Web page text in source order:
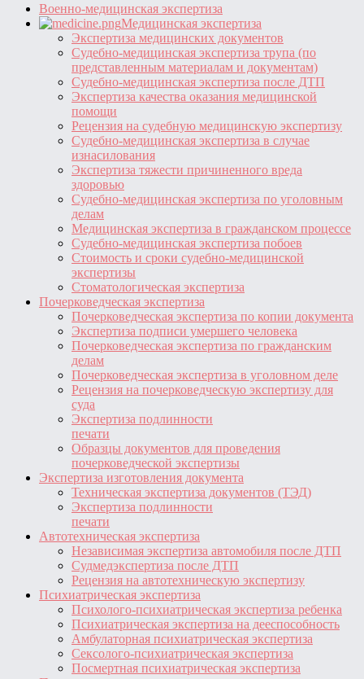
Военно-медицинская экспертиза
Медицинская экспертиза
Экспертиза медицинских документов
Судебно-медицинская экспертиза трупа (по
представленным материалам и документам)
Судебно-медицинская экспертиза после ДТП
Экспертиза качества оказания медицинской
помощи
Рецензия на судебную медицинскую экспертизу
Судебно-медицинская экспертиза в случае
изнасилования
Экспертиза тяжести причиненного вреда
здоровью
Судебно-медицинская экспертиза по уголовным
делам
Медицинская экспертиза в гражданском процессе
Судебно-медицинская экспертиза побоев
Стоимость и сроки судебно-медицинской
экспертизы
Стоматологическая экспертиза
Почерковедческая экспертиза
Почерковедческая экспертиза по копии документа
Экспертиза подписи умершего человека
Почерковедческая экспертиза по гражданским
делам
Почерковедческая экспертиза в уголовном деле
Рецензия на почерковедческую экспертизу для
суда
Экспертиза подлинности
печати
Образцы документов для проведения
почерковедческой экспертизы
Экспертиза изготовления документа
Техническая экспертиза документов (ТЭД)
Экспертиза подлинности
печати
Автотехническая экспертиза
Независимая экспертиза автомобиля после ДТП
Судмедэкспертиза после ДТП
Рецензия на автотехническую экспертизу
Психиатрическая экспертиза
Психолого-психиатрическая экспертиза ребенка
Психиатрическая экспертиза на дееспособность
Амбулаторная психиатрическая экспертиза
Сексолого-психиатрическая экспертиза
Посмертная психиатрическая экспертиза